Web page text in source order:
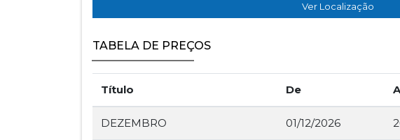
Ver Localização
TABELA DE PREÇOS
Título De
DEZEMBRO 01/12/2026